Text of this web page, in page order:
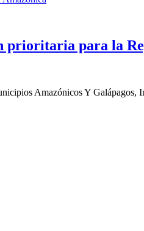
prioritaria para la
Amazónicos Y